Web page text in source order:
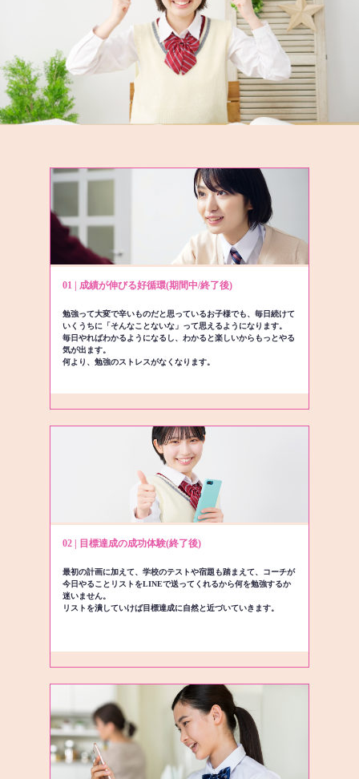
01 | 成績が伸びる好循環(期間中/終了後)
勉強って大変で辛いものだと思っているお子様でも、毎日続けて
いくうちに「そんなことないな」って思えるようになります。
毎日やればわかるようになるし、わかると楽しいからもっとやる
気が出ます。
何より、勉強のストレスがなくなります。
02 | 目標達成の成功体験(終了後)
最初の計画に加えて、学校のテストや宿題も踏まえて、コーチが
今日やることリストをLINEで送ってくれるから何を勉強するか
迷いません。
リストを潰していけば目標達成に自然と近づいていきます。